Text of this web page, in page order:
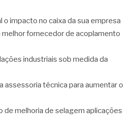
o impacto no caixa da sua empresa
melhor fornecedor de acoplamento
industriais sob medida da
assessoria técnica para aumentar o
de melhoria de selagem aplicações